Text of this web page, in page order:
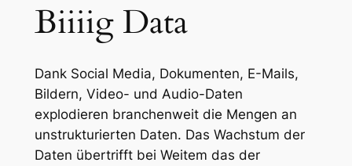
Biiiig Data
Dank Social Media, Dokumenten, E-Mails,
Bildern, Video- und Audio-Daten
explodieren branchenweit die Mengen an
unstrukturierten Daten. Das Wachstum der
Daten übertrifft bei Weitem das der